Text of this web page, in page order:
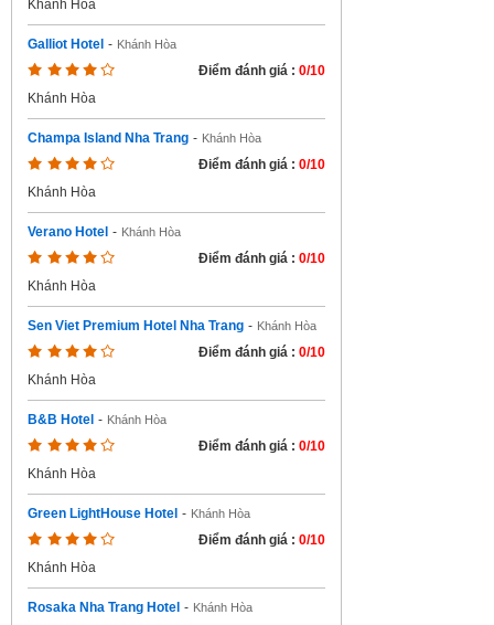
Khánh Hòa
Galliot Hotel - Khánh Hòa
Điểm đánh giá : 0/10
Khánh Hòa
Champa Island Nha Trang - Khánh Hòa
Điểm đánh giá : 0/10
Khánh Hòa
Verano Hotel - Khánh Hòa
Điểm đánh giá : 0/10
Khánh Hòa
Sen Viet Premium Hotel Nha Trang - Khánh Hòa
Điểm đánh giá : 0/10
Khánh Hòa
B&B Hotel - Khánh Hòa
Điểm đánh giá : 0/10
Khánh Hòa
Green LightHouse Hotel - Khánh Hòa
Điểm đánh giá : 0/10
Khánh Hòa
Rosaka Nha Trang Hotel - Khánh Hòa